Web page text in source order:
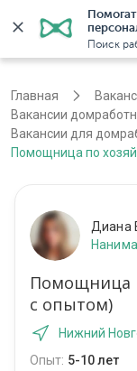
Поиск
Главная
Вакансии
Вакансии для
Помощница по
Диана
Помощница
с опытом)
Нижний
Опыт: 5-10 лет